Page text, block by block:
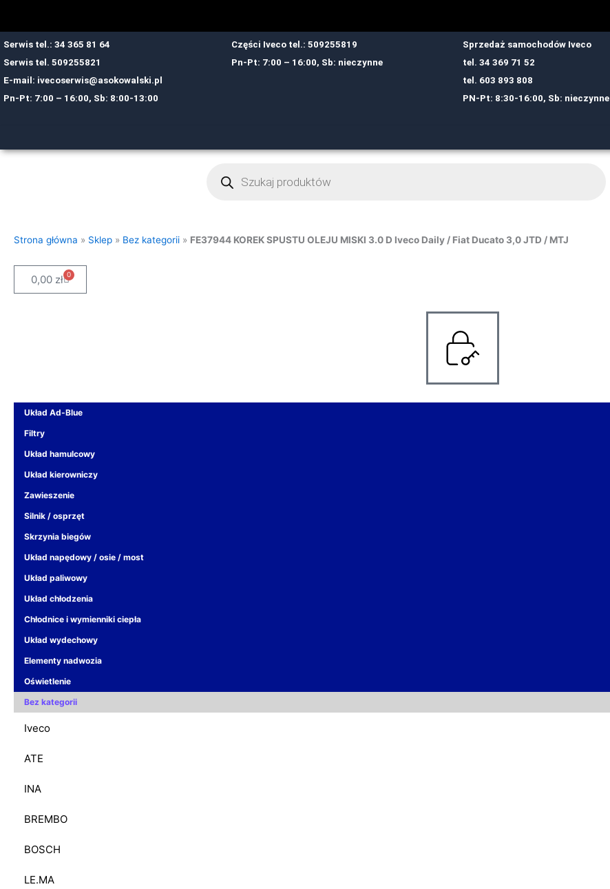
treści
Serwis tel.: 34 365 81 64
Serwis tel. 509255821
E-mail: ivecoserwis@asokowalski.pl
Pn-Pt: 7:00 – 16:00, Sb: 8:00-13:00
Części Iveco tel.: 509255819
Pn-Pt: 7:00 – 16:00, Sb: nieczynne
Sprzedaż samochodów Iveco
tel. 34 369 71 52
tel. 603 893 808
PN-Pt: 8:30-16:00, Sb: nieczynne
produktów
Strona główna » Sklep » Bez kategorii » FE37944 KOREK SPUSTU OLEJU MISKI 3.0 D Iveco Daily / Fiat Ducato 3,0 JTD / MTJ
0,00 zł 0
Cart
Układ Ad-Blue
Filtry
Układ hamulcowy
Układ kierowniczy
Zawieszenie
Silnik / osprzęt
Skrzynia biegów
Układ napędowy / osie / most
Układ paliwowy
Układ chłodzenia
Chłodnice i wymienniki ciepła
Układ wydechowy
Elementy nadwozia
Oświetlenie
Bez kategorii
Iveco
ATE
INA
BREMBO
BOSCH
LE.MA